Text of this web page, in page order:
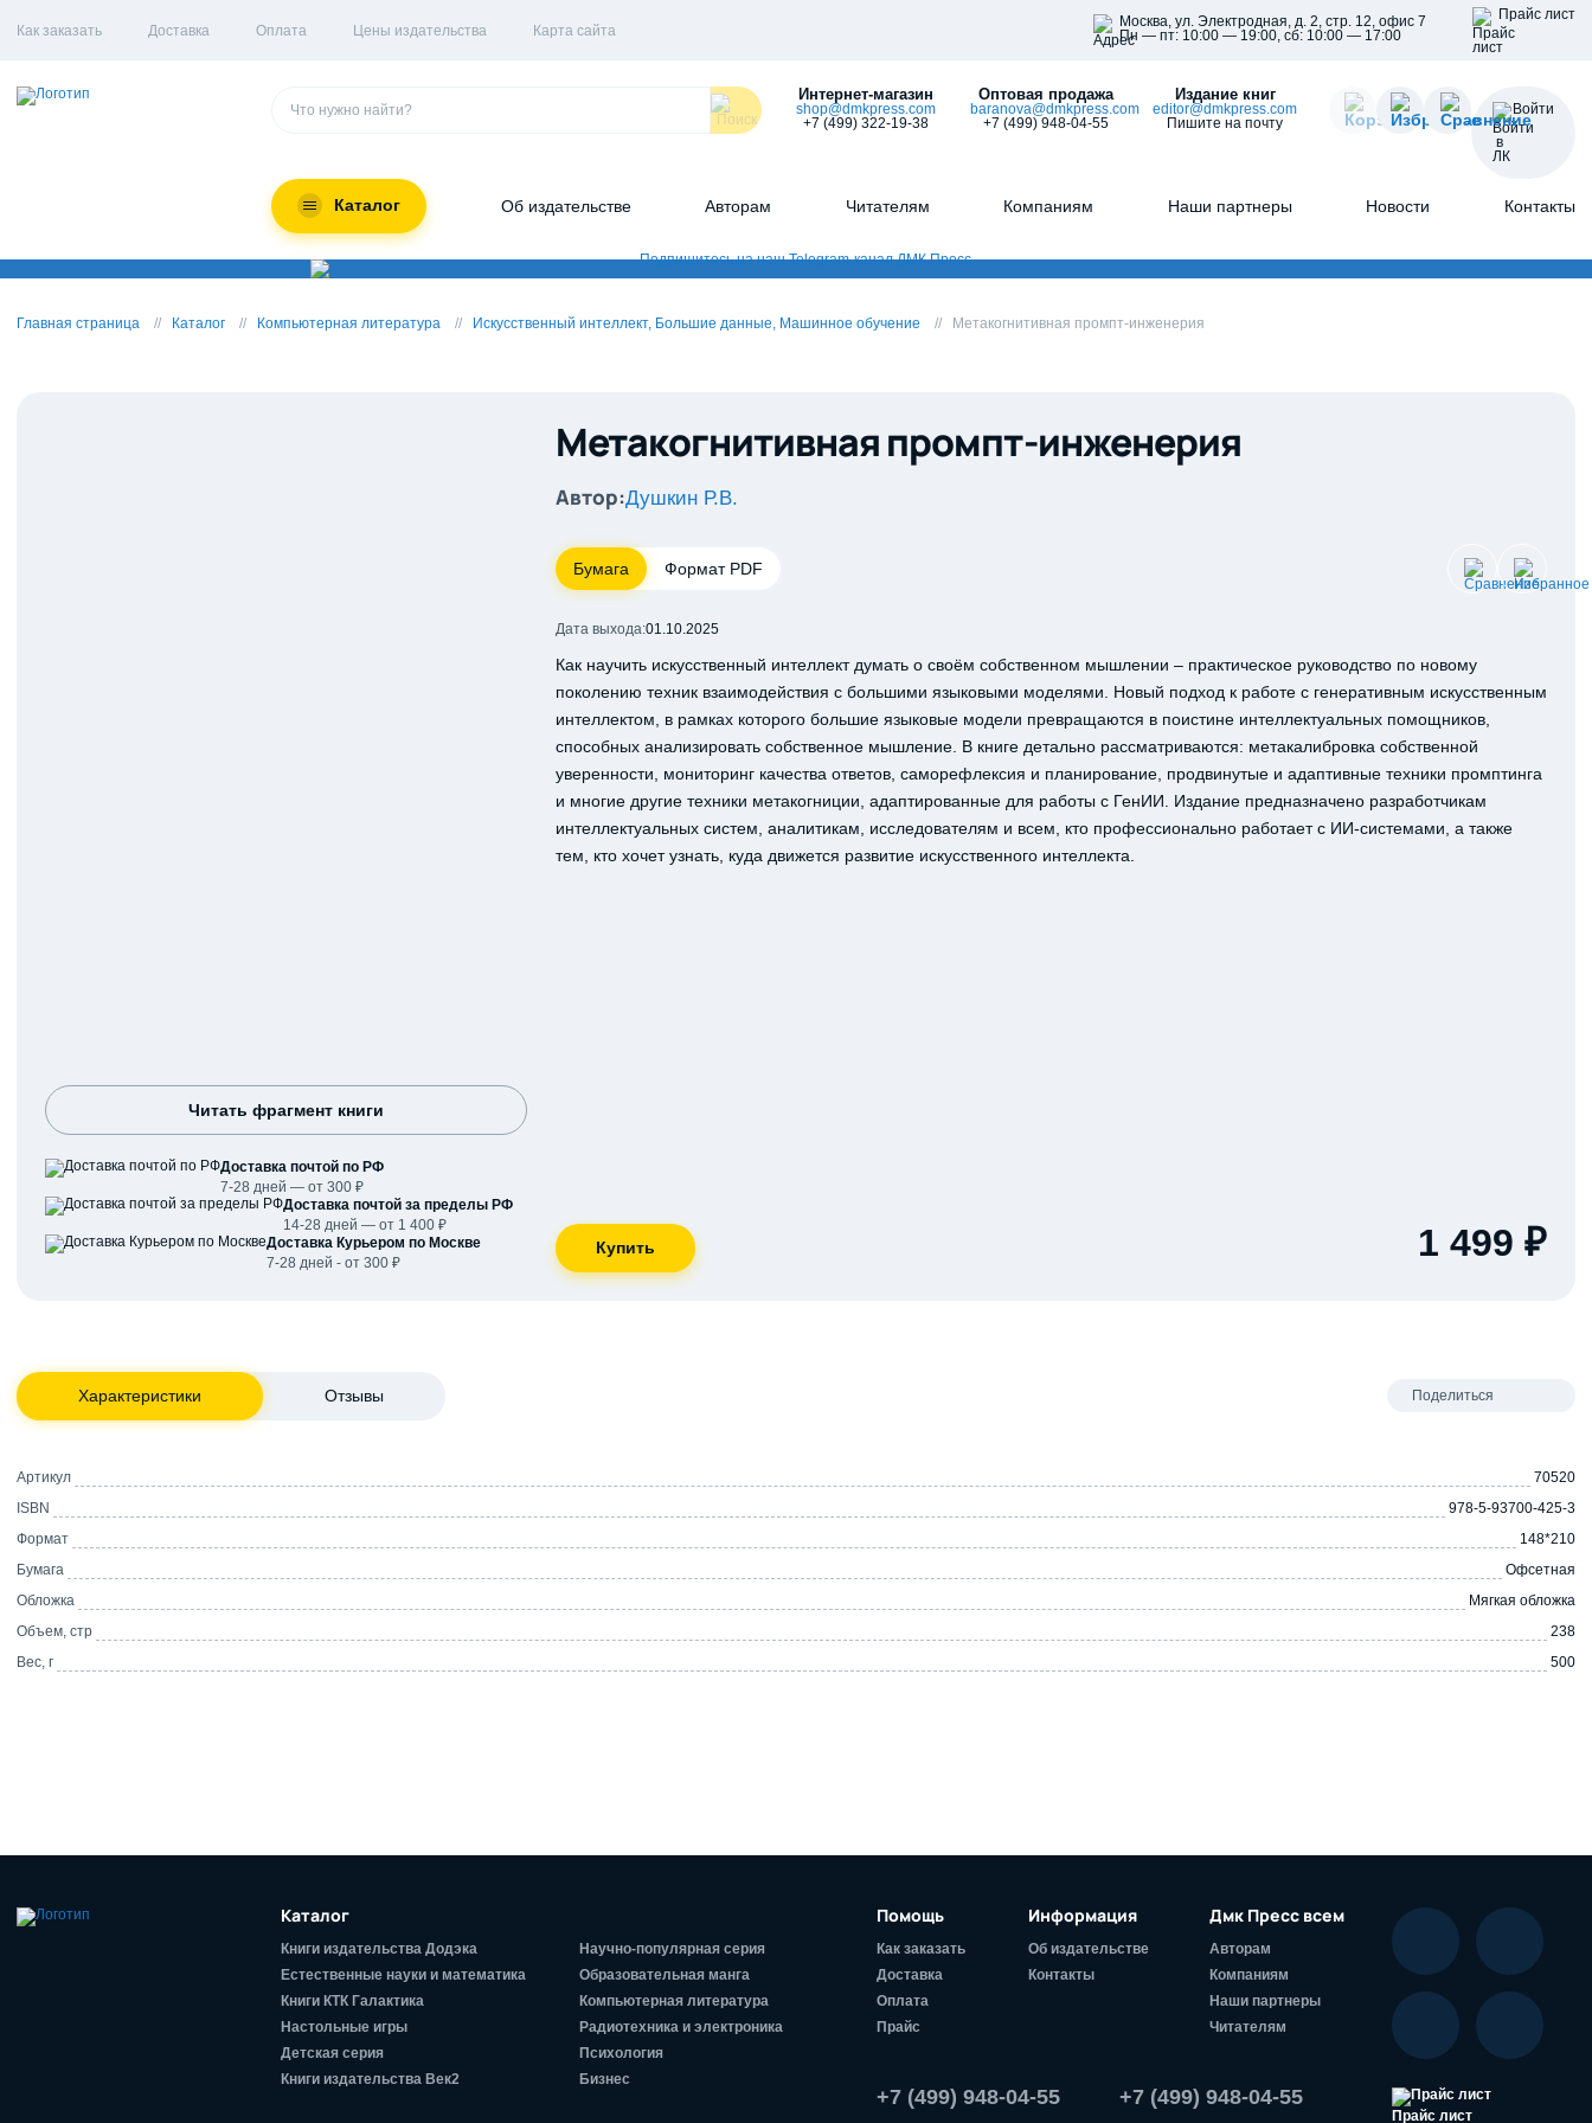
Как заказать Доставка Оплата Цены издательства Карта сайта
Москва, ул. Электродная, д. 2, стр. 12, офис 7
Пн — пт: 10:00 — 19:00, сб: 10:00 — 17:00
Прайс лист
Интернет-магазин
shop@dmkpress.com
+7 (499) 322-19-38
Оптовая продажа
baranova@dmkpress.com
+7 (499) 948-04-55
Издание книг
editor@dmkpress.com
Пишите на почту
Войти
Каталог Об издательстве Авторам Читателям Компаниям Наши партнеры Новости Контакты
Главная страница Каталог Компьютерная литература Искусственный интеллект, Большие данные, Машинное обучение Метакогнитивная промпт-инженерия
Читать фрагмент книги
Доставка почтой по РФ
7-28 дней — от 300 ₽
Доставка почтой за пределы РФ
14-28 дней — от 1 400 ₽
Доставка Курьером по Москве
7-28 дней - от 300 ₽
Метакогнитивная промпт-инженерия
Автор:Душкин Р.В.
Бумага Формат PDF
Дата выхода:01.10.2025
Как научить искусственный интеллект думать о своём собственном мышлении – практическое руководство по новому
поколению техник взаимодействия с большими языковыми моделями. Новый подход к работе с генеративным искусственным
интеллектом, в рамках которого большие языковые модели превращаются в поистине интеллектуальных помощников,
способных анализировать собственное мышление. В книге детально рассматриваются: метакалибровка собственной
уверенности, мониторинг качества ответов, саморефлексия и планирование, продвинутые и адаптивные техники промптинга
и многие другие техники метакогниции, адаптированные для работы с ГенИИ. Издание предназначено разработчикам
интеллектуальных систем, аналитикам, исследователям и всем, кто профессионально работает с ИИ-системами, а также
тем, кто хочет узнать, куда движется развитие искусственного интеллекта.
1 499 ₽
Характеристики Отзывы Поделиться
Артикул
70520
ISBN
978-5-93700-425-3
Формат
148*210
Бумага
Офсетная
Обложка
Мягкая обложка
Объем, стр
238
Вес, г
500
Каталог
Книги издательства Додэка
Естественные науки и математика
Книги КТК Галактика
Настольные игры
Детская серия
Книги издательства Век2
Научно-популярная серия
Образовательная манга
Компьютерная литература
Радиотехника и электроника
Психология
Бизнес
Помощь
Как заказать
Доставка
Оплата
Прайс
Информация
Об издательстве
Контакты
Дмк Пресс всем
Авторам
Компаниям
Наши партнеры
Читателям
+7 (499) 948-04-55 +7 (499) 948-04-55
Прайс лист